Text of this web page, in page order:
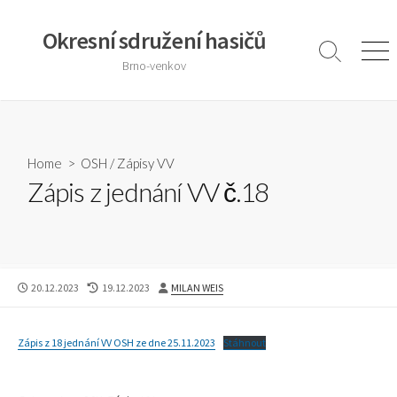
contentOkresní sdružení hasičů
Brno-venkov
Search
Home > OSH /Zápisy VV
Zápis z jednání VV č.18
PUBLISHED
20.12.2023
LAST
19.12.2023 AUTHOR
MILAN WEIS
Zápis z 18 jednání VV OSH ze dne 25.11.2023 Stáhnout